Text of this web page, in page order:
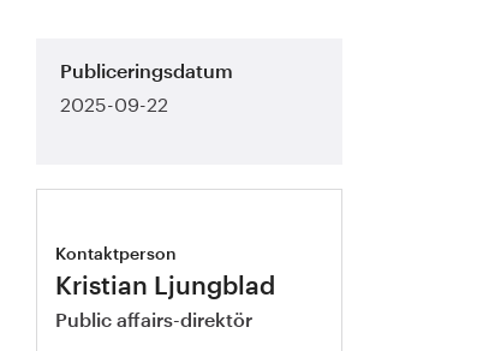
Publiceringsdatum
2025-09-22
Kontaktperson
Kristian Ljungblad
Public affairs-direktör